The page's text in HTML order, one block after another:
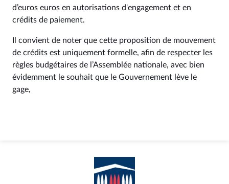
d’euros euros en autorisations d'engagement et en
crédits de paiement.
Il convient de noter que cette proposition de mouvement
de crédits est uniquement formelle, afin de respecter les
règles budgétaires de l’Assemblée nationale, avec bien
évidemment le souhait que le Gouvernement lève le
gage,